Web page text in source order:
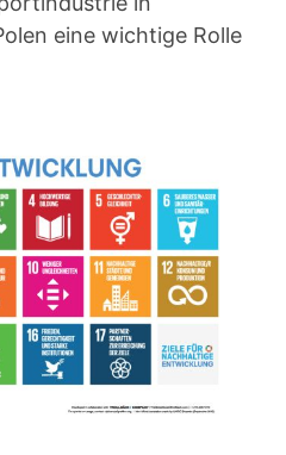
eine wichtige Rolle